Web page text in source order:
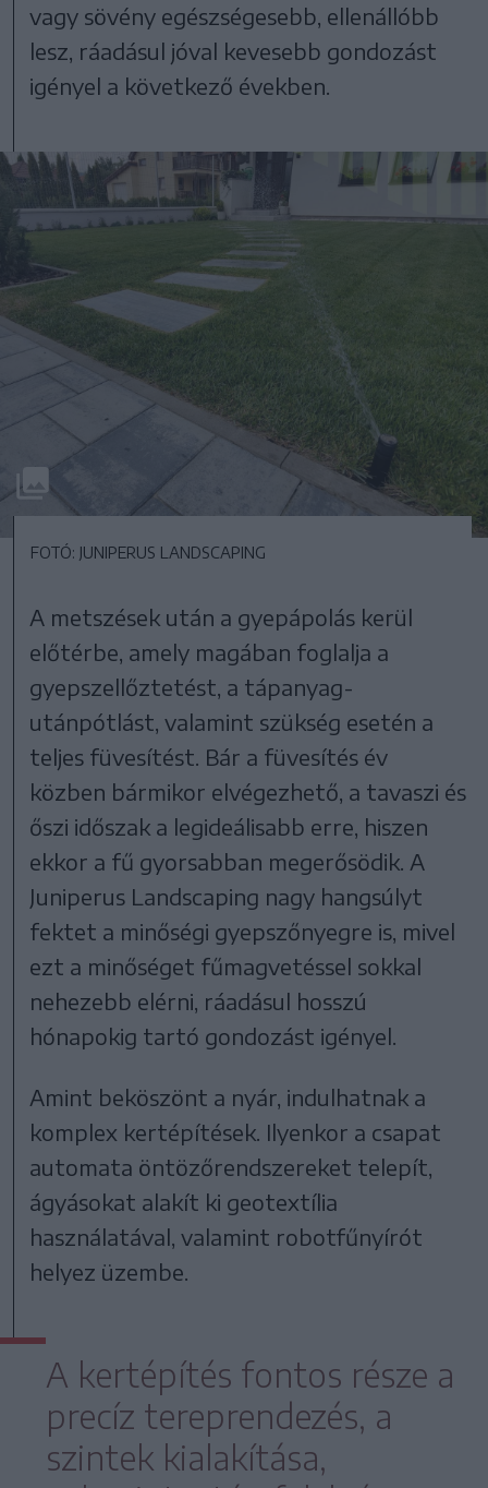
vagy sövény egészségesebb, ellenállóbb
lesz, ráadásul jóval kevesebb gondozást
igényel a következő években.
FOTÓ: JUNIPERUS LANDSCAPING
A metszések után a gyepápolás kerül
előtérbe, amely magában foglalja a
gyepszellőztetést, a tápanyag-
utánpótlást, valamint szükség esetén a
teljes füvesítést. Bár a füvesítés év
közben bármikor elvégezhető, a tavaszi és
őszi időszak a legideálisabb erre, hiszen
ekkor a fű gyorsabban megerősödik. A
Juniperus Landscaping nagy hangsúlyt
fektet a minőségi gyepszőnyegre is, mivel
ezt a minőséget fűmagvetéssel sokkal
nehezebb elérni, ráadásul hosszú
hónapokig tartó gondozást igényel.
Amint beköszönt a nyár, indulhatnak a
komplex kertépítések. Ilyenkor a csapat
automata öntözőrendszereket telepít,
ágyásokat alakít ki geotextília
használatával, valamint robotfűnyírót
helyez üzembe.
A kertépítés fontos része a
precíz tereprendezés, a
szintek kialakítása,